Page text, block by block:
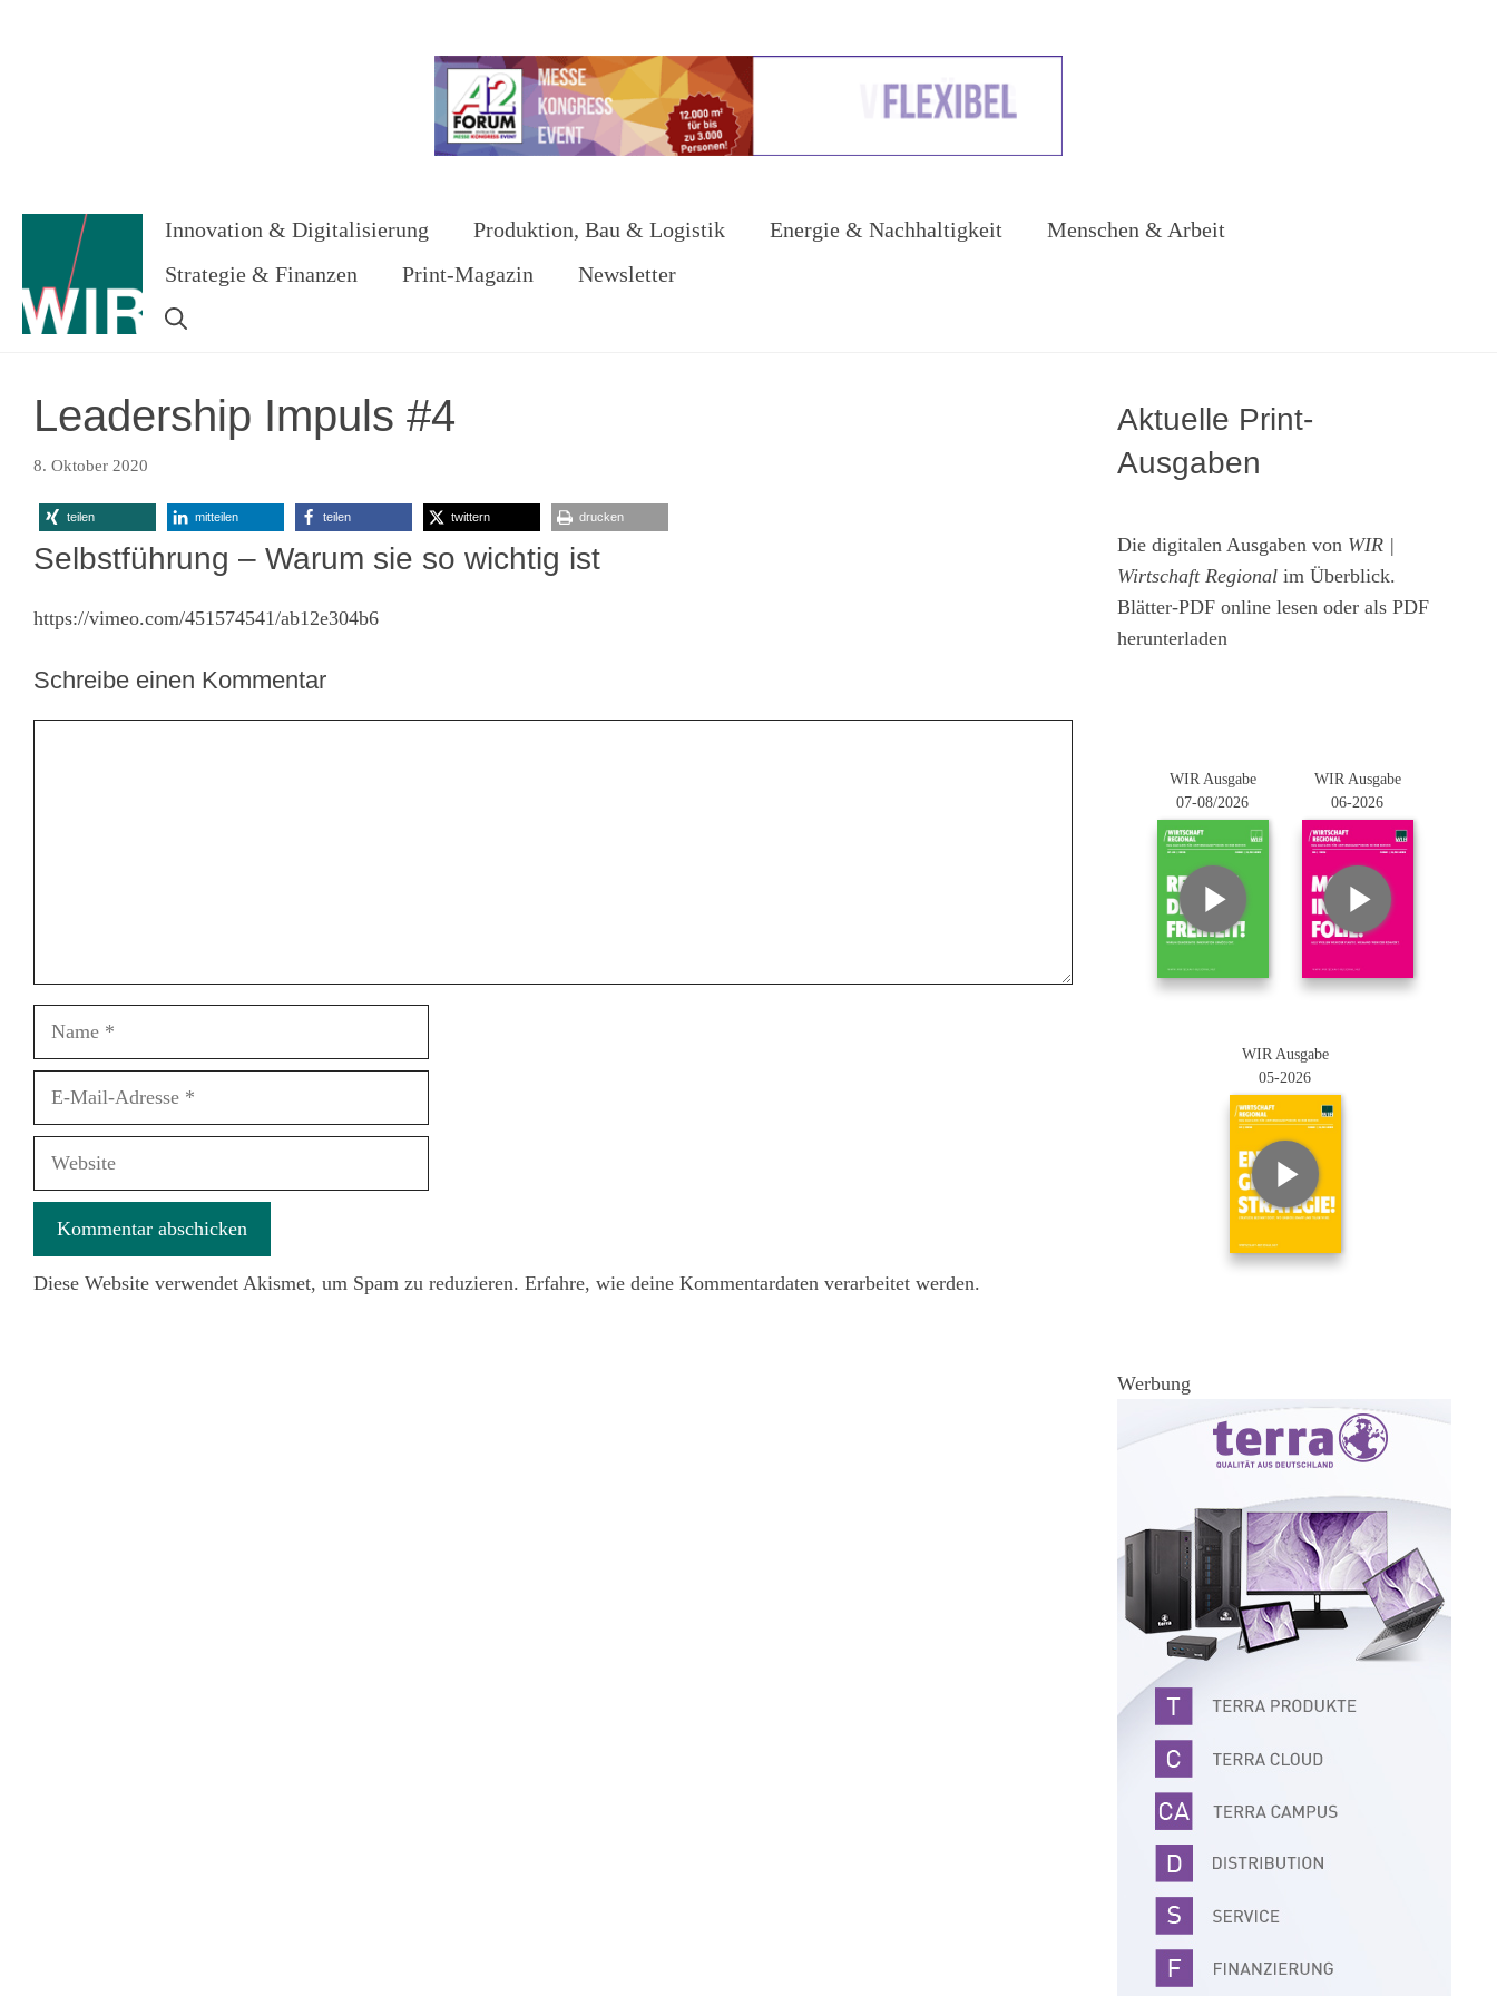
Innovation & Digitalisierung Produktion, Bau & Logistik Energie & Nachhaltigkeit
Menschen & Arbeit
Strategie & Finanzen
Print-Magazin Newsletter
Leadership Impuls #4
8. Oktober 2020
teilen mitteilen teilen twittern drucken
Selbstführung – Warum sie so wichtig ist
https://vimeo.com/451574541/ab12e304b6
Schreibe einen Kommentar
Diese Website verwendet Akismet, um Spam zu reduzieren. Erfahre, wie deine Kommentardaten verarbeitet werden.
Aktuelle Print-
Ausgaben
Die digitalen Ausgaben von WIR |
Wirtschaft Regional im Überblick.
Blätter-PDF online lesen oder als PDF
herunterladen
WIR Ausgabe
07-08/2026
WIR Ausgabe
06-2026
WIR Ausgabe
05-2026
Werbung